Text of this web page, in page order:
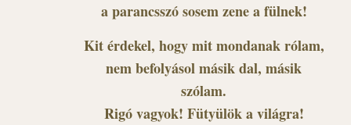
a parancsszó sosem zene a fülnek!
Kit érdekel, hogy mit mondanak rólam,
nem befolyásol másik dal, másik
szólam.
Rigó vagyok! Fütyülök a világra!